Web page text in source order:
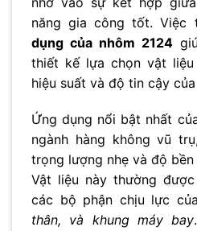
năng gia công tốt. Việc
dụng của nhôm 2124
thiết kế lựa chọn vật
hiệu suất và độ tin cậy
Ứng dụng nổi bật nhất
ngành hàng không vũ
trọng lượng nhẹ và độ
Vật liệu này thường
các bộ phận chịu lực
thân, và khung máy bay